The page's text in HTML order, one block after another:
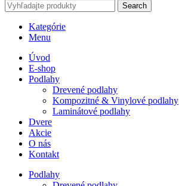
Search
Kategórie
Menu
Úvod
E-shop
Podlahy
Drevené podlahy
Kompozitné & Vinylové podlahy
Laminátové podlahy
Dvere
Akcie
O nás
Kontakt
Podlahy